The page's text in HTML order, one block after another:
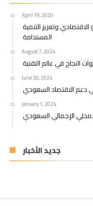
April 19, 2020
وتعزيز التنمية
المستدامة
August 7, 2024
النجاح في عالم التقنية
June 30, 2024
دعم الاقتصاد السعودي
January 1, 2024
المحلي الإجمالي السعودي
جديد الأخبار